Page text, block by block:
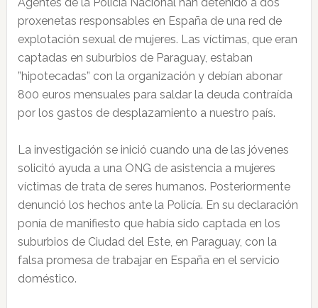
proxenetas responsables en España de una red de
explotación sexual de mujeres. Las víctimas, que eran
captadas en suburbios de Paraguay, estaban
”hipotecadas” con la organización y debían abonar
800 euros mensuales para saldar la deuda contraída
por los gastos de desplazamiento a nuestro país.
La investigación se inició cuando una de las jóvenes
solicitó ayuda a una ONG de asistencia a mujeres
víctimas de trata de seres humanos. Posteriormente
denunció los hechos ante la Policía. En su declaración
ponía de manifiesto que había sido captada en los
suburbios de Ciudad del Este, en Paraguay, con la
falsa promesa de trabajar en España en el servicio
doméstico.